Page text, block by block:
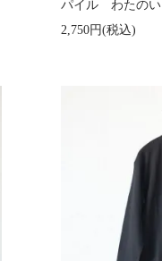
パイル わたのい
2,750円(税込)